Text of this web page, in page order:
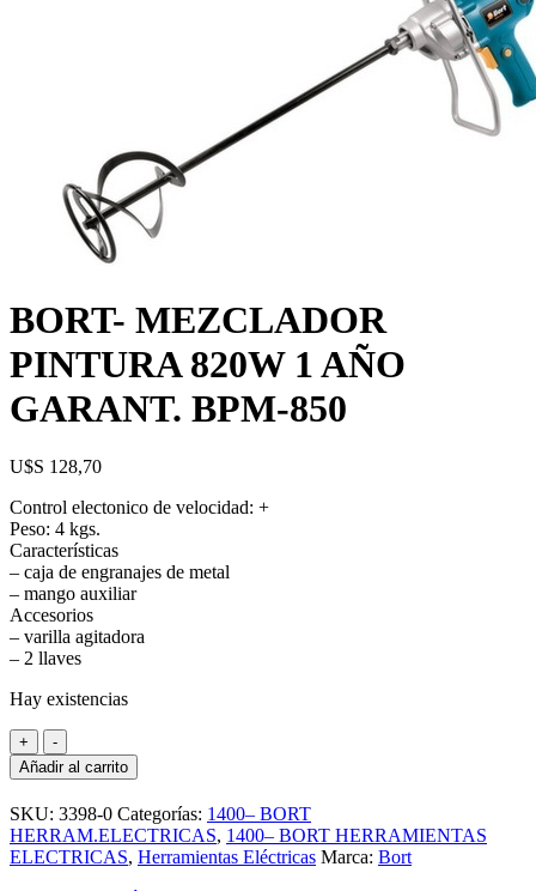
BORT- MEZCLADOR
PINTURA 820W 1 AÑO
GARANT. BPM-850
U$S 128,70
Control electonico de velocidad: +
Peso: 4 kgs.
Características
– caja de engranajes de metal
– mango auxiliar
Accesorios
– varilla agitadora
– 2 llaves
Hay existencias
+
BORT-
MEZCLADOR
PINTURA
820W
1
AÑO
GARANT.
-
Añadir al carrito
SKU: 3398-0 Categorías: 1400– BORT
HERRAM.ELECTRICAS, 1400– BORT HERRAMIENTAS
ELECTRICAS, Herramientas Eléctricas Marca: Bort